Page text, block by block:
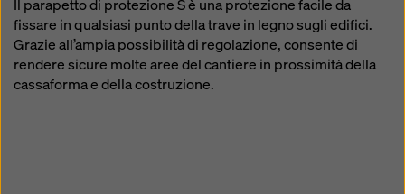
Il parapetto di protezione S è una protezione facile da
fissare in qualsiasi punto della trave in legno sugli edifici.
Grazie all’ampia possibilità di regolazione, consente di
rendere sicure molte aree del cantiere in prossimità della
cassaforma e della costruzione.